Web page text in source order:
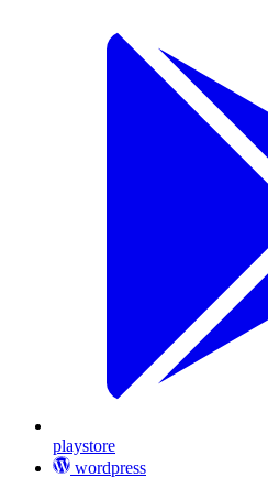
playstore
wordpress